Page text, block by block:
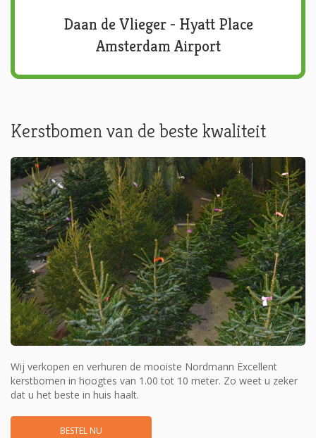
Daan de Vlieger - Hyatt Place
Amsterdam Airport
Kerstbomen van de beste kwaliteit
Wij verkopen en verhuren de mooiste Nordmann Excellent
kerstbomen in hoogtes van 1.00 tot 10 meter. Zo weet u zeker
dat u het beste in huis haalt.
BESTEL NU